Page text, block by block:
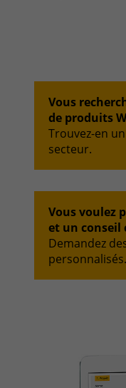
Vous
de produits
Trouvez-en
secteur.
Vous voulez
et un conseil
Demandez
personnalisés.